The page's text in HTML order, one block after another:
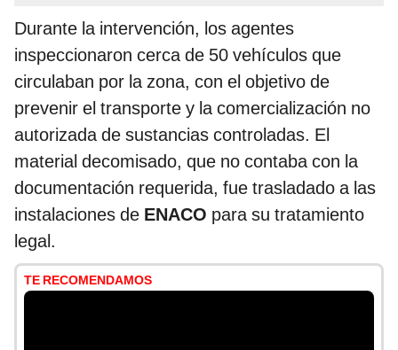
Durante la intervención, los agentes
inspeccionaron cerca de 50 vehículos que
circulaban por la zona, con el objetivo de
prevenir el transporte y la comercialización no
autorizada de sustancias controladas. El
material decomisado, que no contaba con la
documentación requerida, fue trasladado a las
instalaciones de ENACO para su tratamiento
legal.
TE RECOMENDAMOS